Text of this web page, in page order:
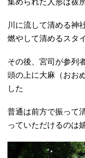
川に流して清める神
燃やして清めるスタ
その後、宮司が参列
頭の上に大麻（おお
した
普通は前方で振って
っていただけるのは